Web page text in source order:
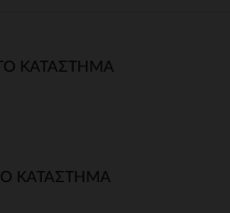
ΚΑΤΆΣΤΗΜΑ
ΚΑΤΆΣΤΗΜΑ